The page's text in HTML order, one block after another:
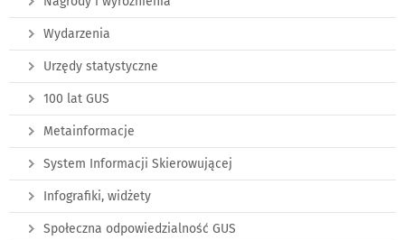
Wydarzenia
Urzędy statystyczne
100 lat GUS
Metainformacje
System Informacji Skierowującej
Infografiki, widżety
Społeczna odpowiedzialność GUS